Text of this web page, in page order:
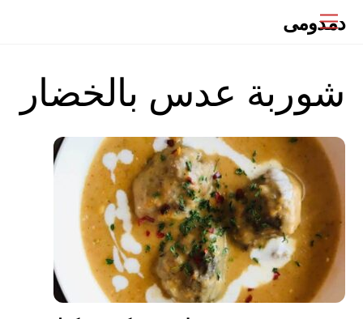
Menu
دمدومى
شوربة عدس بالخضار